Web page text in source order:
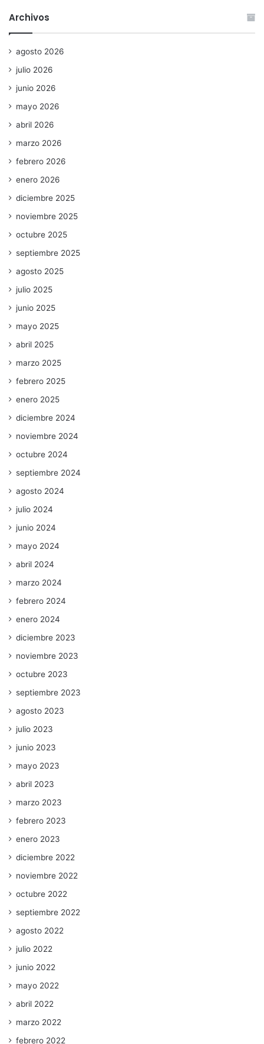
Archivos
agosto 2026
julio 2026
junio 2026
mayo 2026
abril 2026
marzo 2026
febrero 2026
enero 2026
diciembre 2025
noviembre 2025
octubre 2025
septiembre 2025
agosto 2025
julio 2025
junio 2025
mayo 2025
abril 2025
marzo 2025
febrero 2025
enero 2025
diciembre 2024
noviembre 2024
octubre 2024
septiembre 2024
agosto 2024
julio 2024
junio 2024
mayo 2024
abril 2024
marzo 2024
febrero 2024
enero 2024
diciembre 2023
noviembre 2023
octubre 2023
septiembre 2023
agosto 2023
julio 2023
junio 2023
mayo 2023
abril 2023
marzo 2023
febrero 2023
enero 2023
diciembre 2022
noviembre 2022
octubre 2022
septiembre 2022
agosto 2022
julio 2022
junio 2022
mayo 2022
abril 2022
marzo 2022
febrero 2022